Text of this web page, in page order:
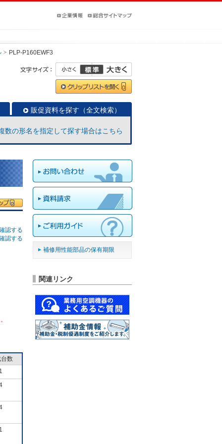
PLP-P160EWF3
販促資料を探す（全文検索）
数の形名を指定して探す場合はこちら
認する
認する
数
補修用性能部品の保有期限
関連リンク